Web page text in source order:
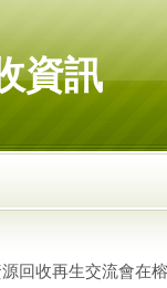
資訊
回收再生交流會在